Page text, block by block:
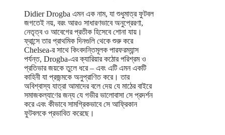
Didier Drogba এমন এক নাম, যা শুধুমাত্র ফুটবল
জগতেই নয়, বরং আরও সাধারণভাবে অনুপ্রেরণা,
নেতৃত্ব ও আবেগের প্রতীক হিসেবে শোনা যায়।
ফ্রান্সে তার প্রাথমিক দিনগুলি থেকে শুরু করে
Chelsea-র সাথে কিংবদন্তিমূলক পারফরম্যান্স
পর্যন্ত, Drogba-এর ক্যারিয়ার কঠোর পরিশ্রম ও
প্রতিভার জয়কে তুলে ধরে – এবং এটি এমন একটি
কাহিনী যা প্রজন্মকে অনুপ্রাণিত করে। তার
অবিশ্বাস্য যাত্রা আমাদের বলে দেয় যে মাঠের বাইরে
সমাজকল্যাণের জন্য যে গভীর ভালোবাসা সে প্রদর্শন
করে এবং কীভাবে সামগ্রিকভাবে সে আফ্রিকান
ফুটবলকে প্রভাবিত করেছে।